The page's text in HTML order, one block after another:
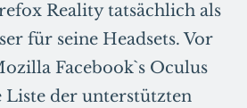
Reality tatsächlich als
für seine Headsets. Vor
Facebook`s Oculus
Liste der unterstützten